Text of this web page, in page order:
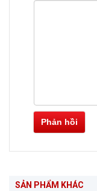
Phản hồi
SẢN PHẨM KHÁC